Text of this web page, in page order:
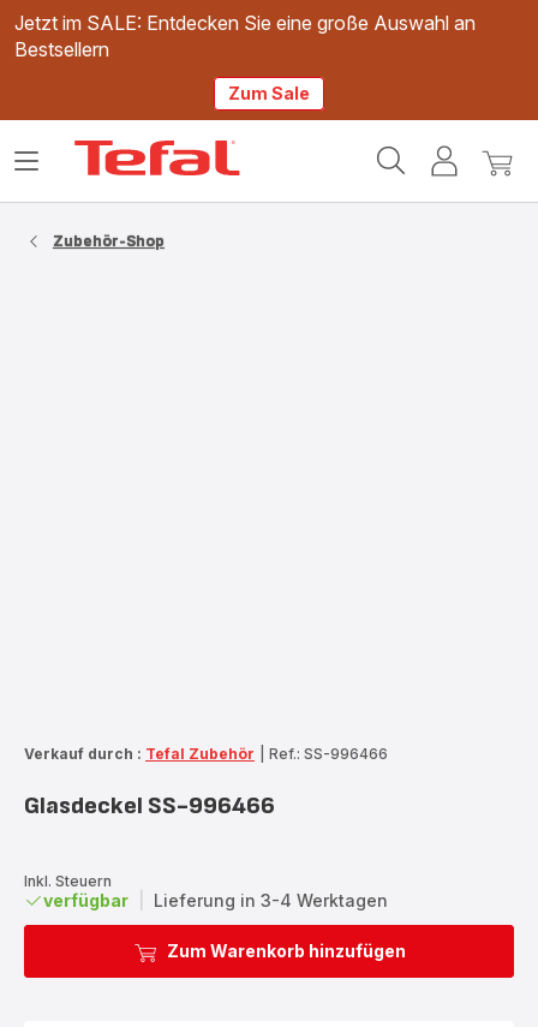
Jetzt im SALE: Entdecken Sie eine große Auswahl an
Bestsellern
Zum Sale
Mein
Mein
Das
Zubehör-Shop
Verkauf durch : Tefal Zubehör Ref.: SS-996466
Glasdeckel SS-996466
Inkl. Steuern
verfügbar Lieferung in 3-4 Werktagen
Zum Warenkorb hinzufügen